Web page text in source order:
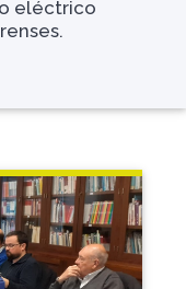
eléctrico